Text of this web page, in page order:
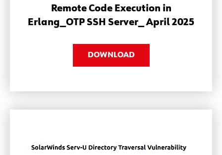
Cisco Products Unauthenticated
Remote Code Execution in
DOWNLOAD